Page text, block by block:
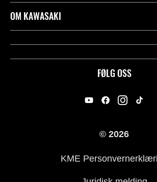
FØLG OSS
Garanti
Kontakt oss
OM KAWASAKI
Firma
© 2026
KME